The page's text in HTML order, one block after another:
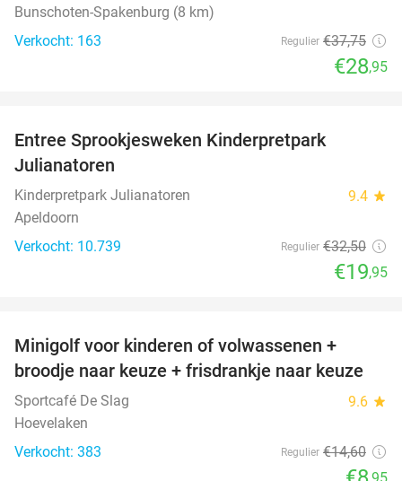
Bunschoten-Spakenburg (8 km)
Verkocht: 163
Regulier €37,75
€28,95
Entree Sprookjesweken Kinderpretpark
Julianatoren
Kinderpretpark Julianatoren 9.4 star
Apeldoorn
Verkocht: 10.739
Regulier €32,50
€19,95
Minigolf voor kinderen of volwassenen +
broodje naar keuze + frisdrankje naar keuze
Sportcafé De Slag 9.6 star
Hoevelaken
Verkocht: 383
Regulier €14,60